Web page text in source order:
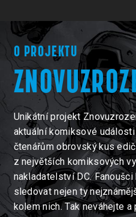
O PROJEKTU
Unikátní projekt
aktuální komiksové
čtenářům obrovský kus
z největších komiksových
nakladatelství DC.
sledovat nejen ty
kolem nich. Tak neváhejte